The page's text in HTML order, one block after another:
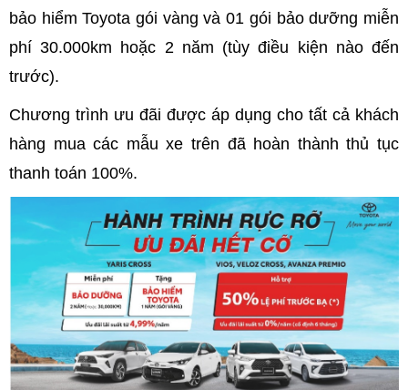
bảo hiểm Toyota gói vàng và 01 gói bảo dưỡng miễn
phí 30.000km hoặc 2 năm (tùy điều kiện nào đến
trước).
Chương trình ưu đãi được áp dụng cho tất cả khách
hàng mua các mẫu xe trên đã hoàn thành thủ tục
thanh toán 100%.